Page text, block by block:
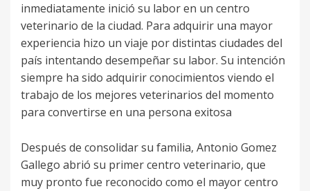
inmediatamente inició su labor en un centro
veterinario de la ciudad. Para adquirir una mayor
experiencia hizo un viaje por distintas ciudades del
país intentando desempeñar su labor. Su intención
siempre ha sido adquirir conocimientos viendo el
trabajo de los mejores veterinarios del momento
para convertirse en una persona exitosa
Después de consolidar su familia, Antonio Gomez
Gallego abrió su primer centro veterinario, que
muy pronto fue reconocido como el mayor centro